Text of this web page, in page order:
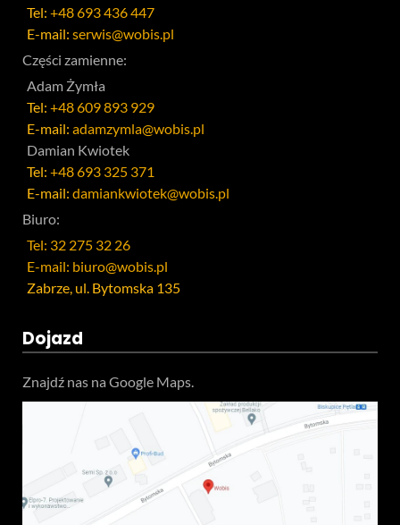
Tel: +48 693 436 447
E-mail: serwis@wobis.pl
Części zamienne:
Adam Żymła
Tel: +48 609 893 929
E-mail: adamzymla@wobis.pl
Damian Kwiotek
Tel: +48 693 325 371
E-mail: damiankwiotek@wobis.pl
Biuro:
Tel: 32 275 32 26
E-mail: biuro@wobis.pl
Zabrze, ul. Bytomska 135
Dojazd
Znajdź nas na Google Maps.